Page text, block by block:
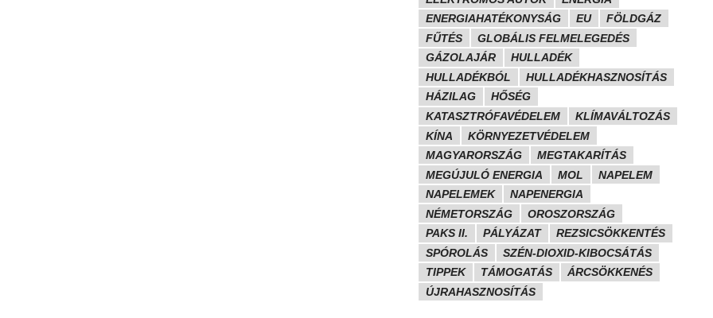
ENERGIAHATÉKONYSÁG
EU
FÖLDGÁZ
FŰTÉS
GLOBÁLIS FELMELEGEDÉS
GÁZOLAJÁR
HULLADÉK
HULLADÉKBÓL
HULLADÉKHASZNOSÍTÁS
HÁZILAG
HŐSÉG
KATASZTRÓFAVÉDELEM
KLÍMAVÁLTOZÁS
KÍNA
KÖRNYEZETVÉDELEM
MAGYARORSZÁG
MEGTAKARÍTÁS
MEGÚJULÓ ENERGIA
MOL
NAPELEM
NAPELEMEK
NAPENERGIA
NÉMETORSZÁG
OROSZORSZÁG
PAKS II.
PÁLYÁZAT
REZSICSÖKKENTÉS
SPÓROLÁS
SZÉN-DIOXID-KIBOCSÁTÁS
TIPPEK
TÁMOGATÁS
ÁRCSÖKKENÉS
ÚJRAHASZNOSÍTÁS